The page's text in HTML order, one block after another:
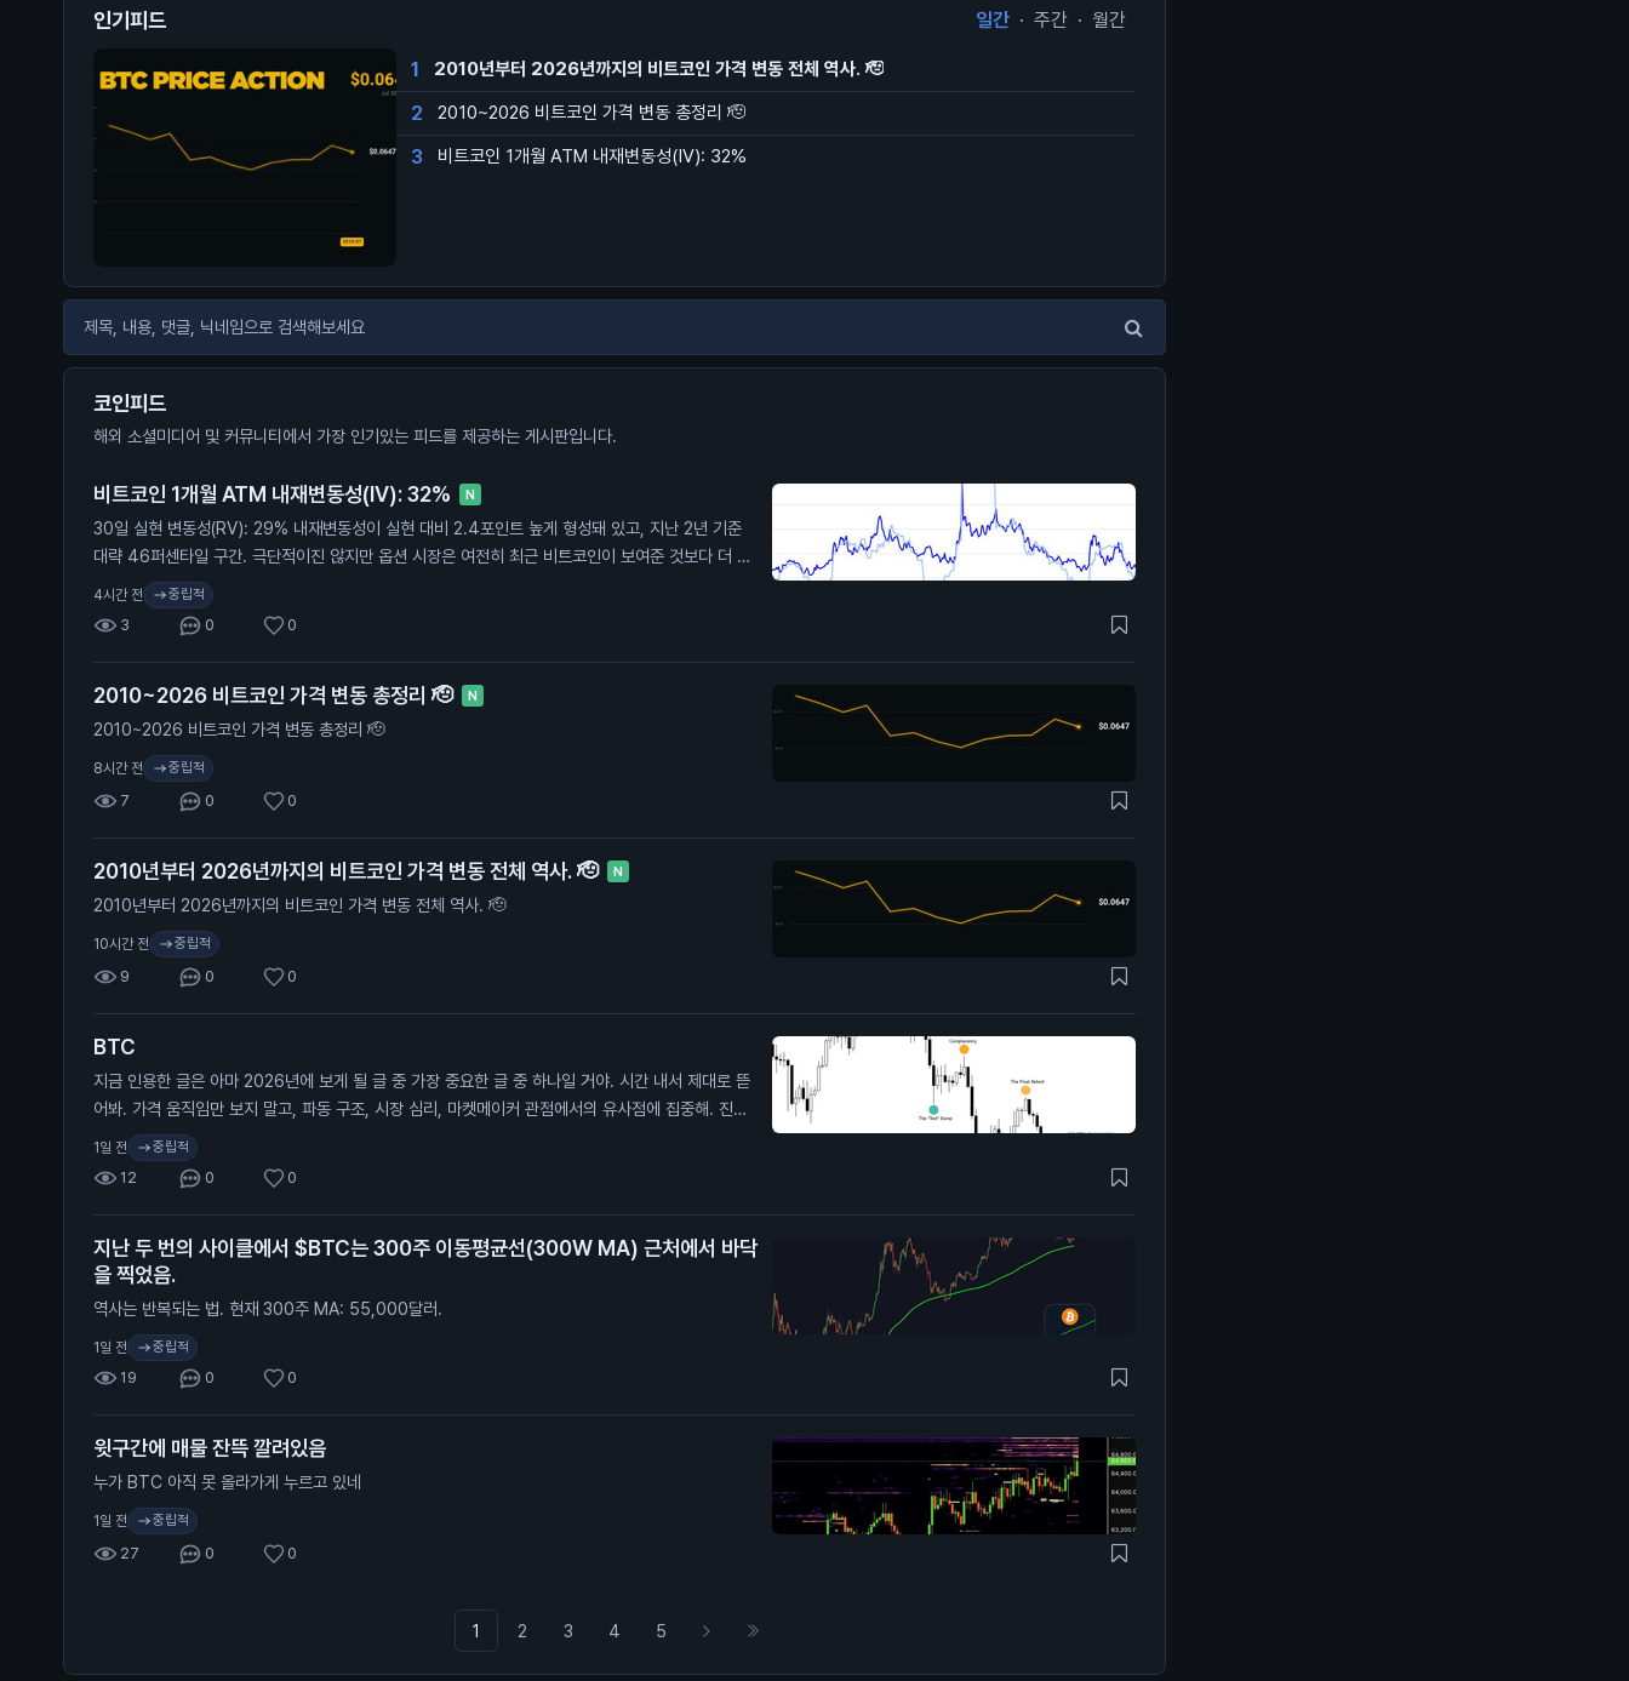
인기피드 일간 · 주간 · 월간
1 2010년부터 2026년까지의 비트코인 가격 변동 전체 역사. 🫡
2 2010~2026 비트코인 가격 변동 총정리 🫡
3 비트코인 1개월 ATM 내재변동성(IV): 32%
코인피드
해외 소셜미디어 및 커뮤니티에서 가장 인기있는 피드를 제공하는 게시판입니다.
비트코인 1개월 ATM 내재변동성(IV): 32% N
30일 실현 변동성(RV): 29% 내재변동성이 실현 대비 2.4포인트 높게 형성돼 있고, 지난 2년 기준
대략 46퍼센타일 구간. 극단적이진 않지만 옵션 시장은 여전히 최근 비트코인이 보여준 것보다 더 큰
움직임을 프라이싱 중. 여기서 실현 변동성이 따라 올라갈까, 아니면 내재 변동성이 계속 눌릴까?
4시간 전 중립적
3 0 0
2010~2026 비트코인 가격 변동 총정리 🫡 N
2010~2026 비트코인 가격 변동 총정리 🫡
8시간 전 중립적
7 0 0
2010년부터 2026년까지의 비트코인 가격 변동 전체 역사. 🫡 N
2010년부터 2026년까지의 비트코인 가격 변동 전체 역사. 🫡
10시간 전 중립적
9 0 0
BTC
지금 인용한 글은 아마 2026년에 보게 될 글 중 가장 중요한 글 중 하나일 거야. 시간 내서 제대로 뜯
어봐. 가격 움직임만 보지 말고, 파동 구조, 시장 심리, 마켓메이커 관점에서의 유사점에 집중해. 진한
초록 구간(바닥 형성)이 끝나면 다음 타깃은 보라색 점이고, 그건 8만 달러 위에 있어. 확장 오기 전에
레인지 구간의 투매(캡튤레이션)가 먼저 온다.
1일 전 중립적
12 0 0
지난 두 번의 사이클에서 $BTC는 300주 이동평균선(300W MA) 근처에서 바닥
을 찍었음.
역사는 반복되는 법. 현재 300주 MA: 55,000달러.
1일 전 중립적
19 0 0
윗구간에 매물 잔뜩 깔려있음
누가 BTC 아직 못 올라가게 누르고 있네
1일 전 중립적
27 0 0
1 2 3 4 5